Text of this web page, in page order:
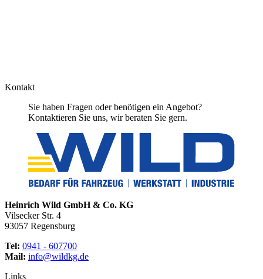
Kontakt
Sie haben Fragen oder benötigen ein Angebot?
Kontaktieren Sie uns, wir beraten Sie gern.
Heinrich Wild GmbH & Co. KG
Vilsecker Str. 4
93057 Regensburg
Tel: 0941 - 607700
Mail: info@wildkg.de
Links